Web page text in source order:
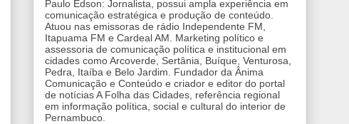
Paulo Edson: Jornalista, possui ampla experiência em
comunicação estratégica e produção de conteúdo.
Atuou nas emissoras de rádio Independente FM,
Itapuama FM e Cardeal AM. Marketing político e
assessoria de comunicação política e institucional em
cidades como Arcoverde, Sertânia, Buíque, Venturosa,
Pedra, Itaíba e Belo Jardim. Fundador da Ânima
Comunicação e Conteúdo e criador e editor do portal
de notícias A Folha das Cidades, referência regional
em informação política, social e cultural do interior de
Pernambuco.